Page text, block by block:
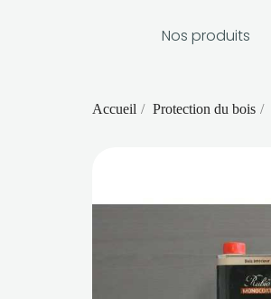
Nos produits
Accueil Protection du bois